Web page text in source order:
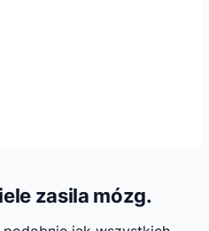
zasila mózg.